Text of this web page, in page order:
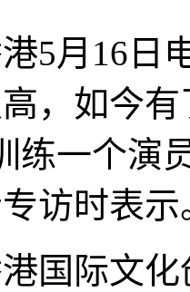
5月16日
，如今
练一个演
访时表示
际文化